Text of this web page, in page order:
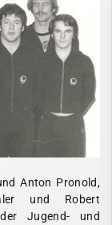
Anton Pronold,
und Robert
Jugend- und